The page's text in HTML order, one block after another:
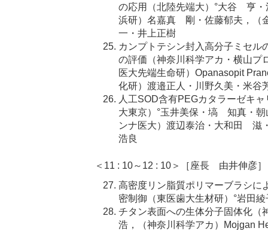
の応用（北陸先端大）°大谷 亨
浜研）名嘉真 剛・佐藤郁夫，（
一・井上正樹
カンプトテシン封入高分子ミセル
の評価（神奈川科学アカ・横山プ
医大先端生命研）Opanasopit
化研）渡邉正人・川野久美・米谷
人工SOD含有PEGカタラーゼキャ
大東京）°玉井美保・塙 知真・
ンナ医大）渡辺泰治・大和田 滋
浩良
＜11 : 10～12 : 10＞［座長 由井伸彦］
高密度リン脂質ポリマーブラシに
密制御（東医歯大生材研）°岩田
チタン表面への生体分子固体化（
浩，（神奈川科学アカ）Mojgan